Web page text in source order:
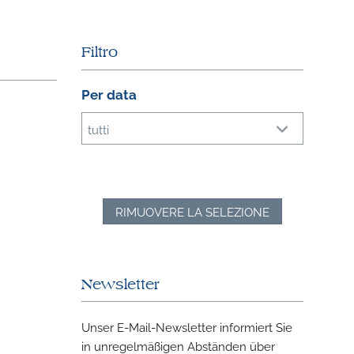
Filtro
Per data
tutti
RIMUOVERE LA SELEZIONE
Newsletter
Unser E-Mail-Newsletter informiert Sie
in unregelmäßigen Abständen über